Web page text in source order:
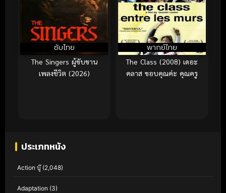
ซับไทย
The Singers ผู้ขับขาน
เพลงชีวิต (2026)
พากย์ไทย
The Class (2008) เดอะ
คลาส ขอบคุณค่ะ คุณครู
ประเภทหนัง
Action บู๊(2,048)
Adaptation (3)